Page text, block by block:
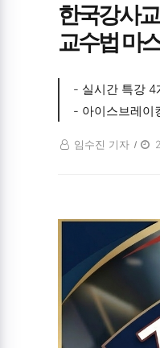
한국강사
교수법 마
- 실시간 특강 4
- 아이스브레이
임수진 기자